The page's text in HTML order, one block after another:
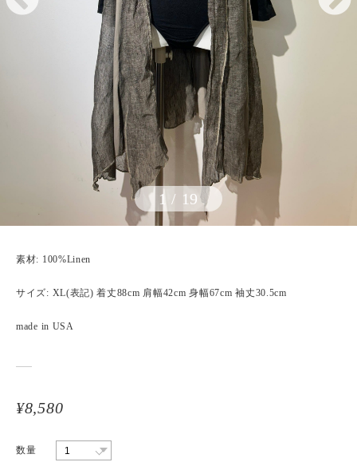
1 / 19
素材: 100%Linen
サイズ: XL(表記) 着丈88cm 肩幅42cm 身幅67cm 袖丈30.5cm
made in USA
¥8,580
数量